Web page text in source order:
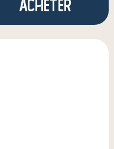
Acheter